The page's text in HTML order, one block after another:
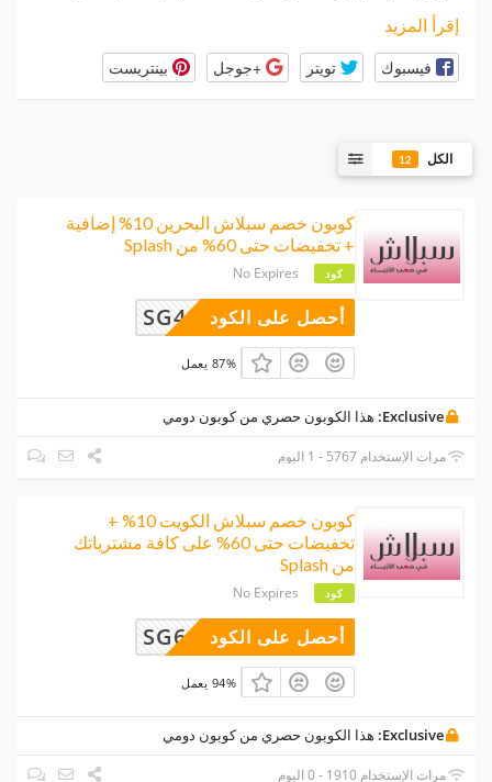
إقرأ المزيد
فيسبوك تويتر +جوجل بينتريست
الكل 12
كوبون خصم سبلاش البحرين 10% إضافية
+ تخفيضات حتى 60% من Splash
كود No Expires
SG487أحصل على الكود
87% يعمل
Exclusive: هذا الكوبون حصري من كوبون دومي
مرات الإستخدام 5767 - 1 اليوم
كوبون خصم سبلاش الكويت 10% +
تخفيضات حتى 60% على كافة مشترياتك
من Splash
كود No Expires
SG611أحصل على الكود
94% يعمل
Exclusive: هذا الكوبون حصري من كوبون دومي
مرات الإستخدام 1910 - 0 اليوم